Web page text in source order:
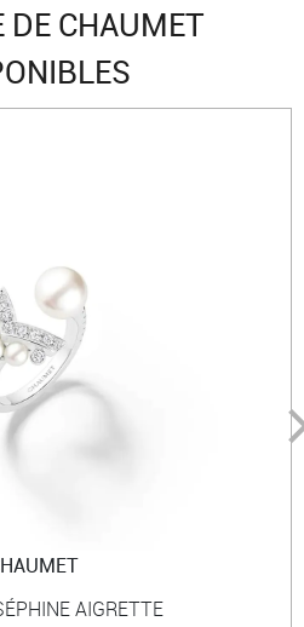
DE CHAUMET
AIGRETTE